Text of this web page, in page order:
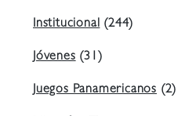
Institucional(244)
Jóvenes(31)
Juegos Panamericanos (2)